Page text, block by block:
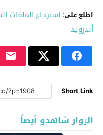
اطلع على: استرجاع الملفات
أندرويد
Short Link
الزوار شاهدو أيضاً